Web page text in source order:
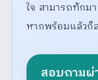
ใจ สามารถทักม
หากพร้อมแล้วก็
สอบถามผ่